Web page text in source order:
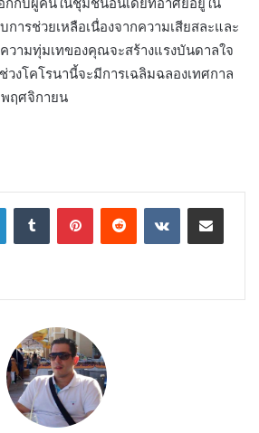
ารช่วยเหลือเนื่องจากความเสียสละและ
วามทุ่มเทของคุณจะสร้างแรงบันดาลใจ
งโคโรนานี้จะมีการเฉลิมฉลองเทศกาล
ฤศจิกายน
LinkedInTumblr PinterestReddit VKontakteShare via Email